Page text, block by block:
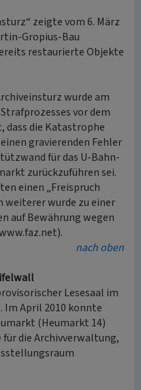
zeigte vom 6. März
Gropius-Bau
restaurierte Objekte
wurde am
vor dem
die Katastrophe
gravierenden Fehler
für das U-Bahn-
zurückzuführen sei.
einen „Freispruch
wurde zu einer
auf Bewährung wegen
nach oben
Lesesaal im
April 2010 konnte
(Heumarkt 14)
für die Archivverwaltung,